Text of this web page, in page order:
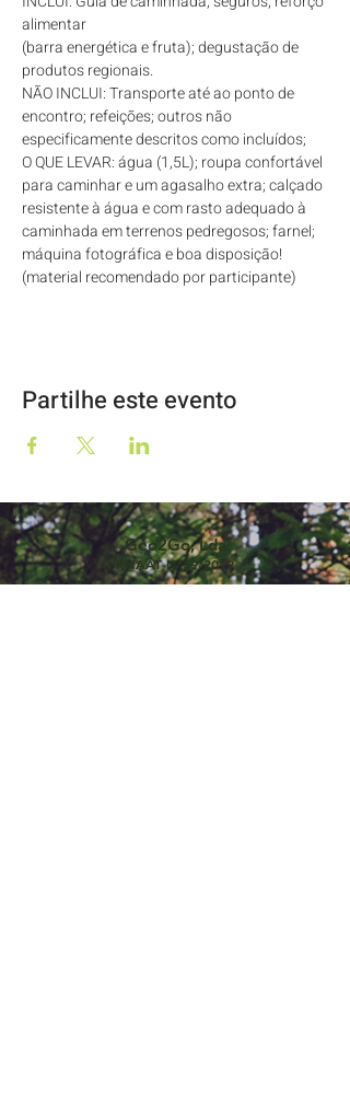
alimentar
(barra energética e fruta); degustação de
produtos regionais.
NÃO INCLUI: Transporte até ao ponto de
encontro; refeições; outros não
especificamente descritos como incluídos;
O QUE LEVAR: água (1,5L); roupa confortável
para caminhar e um agasalho extra; calçado
resistente à água e com rasto adequado à
caminhada em terrenos pedregosos; farnel;
máquina fotográfica e boa disposição!
(material recomendado por participante)
Partilhe este evento
Geo2Go, Lda
RNAAT Nº59/2019